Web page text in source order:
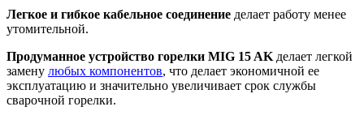
Легкое и гибкое кабельное соединение делает работу менее
утомительной.
Продуманное устройство горелки MIG 15 AK делает легкой
замену любых компонентов, что делает экономичной ее
эксплуатацию и значительно увеличивает срок службы
сварочной горелки.